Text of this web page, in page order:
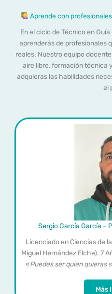
Aprende con
En el ciclo de Técnico en
aprenderás de profesionales
reales. Nuestro equipo
aire libre, formación técnica
adquieras las habilidades
el
Sergio García García –
Licenciado en Ciencias de
Miguel Hernández Elche). 7
«Puedes ser quien quieras
Más